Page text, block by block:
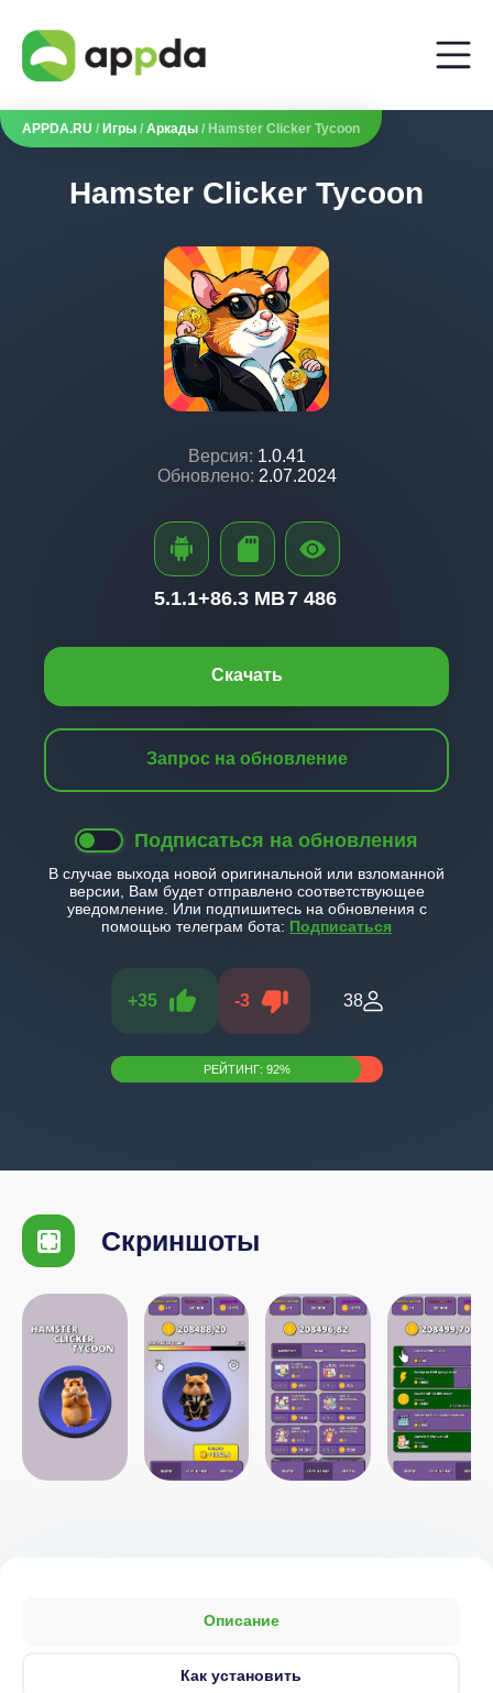
APPDA.RU / Игры / Аркады / Hamster Clicker Tycoon
Hamster Clicker Tycoon
Версия: 1.0.41
Обновлено: 2.07.2024
Скачать
Запрос на обновление
Подписаться на обновления
В случае выхода новой оригинальной или взломанной
версии, Вам будет отправлено соответствующее
уведомление. Или подпишитесь на обновления с
помощью телеграм бота: Подписаться
+35 -3 38
РЕЙТИНГ: 92%
5.1.1+86.3 MB7 486
Скриншоты
Описание
Как установить